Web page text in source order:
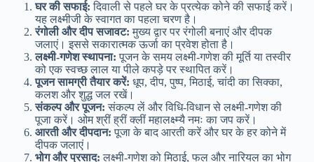
घर की सफाई: दिवाली से पहले घर के प्रत्येक कोने की सफाई करें।
यह लक्ष्मीजी के स्वागत का पहला चरण है।
रंगोली और दीप सजावट: मुख्य द्वार पर रंगोली बनाएं और दीपक
जलाएं। इससे सकारात्मक ऊर्जा का प्रवेश होता है।
लक्ष्मी-गणेश स्थापना: पूजन के समय लक्ष्मी-गणेश की मूर्ति या तस्वीर
को एक स्वच्छ लाल या पीले कपड़े पर स्थापित करें।
पूजन सामग्री तैयार करें: धूप, दीप, पुष्प, मिठाई, चांदी का सिक्का,
कलश और शुद्ध जल रखें।
संकल्प और पूजन: संकल्प लें और विधि-विधान से लक्ष्मी-गणेश की
पूजा करें। ओम श्रीं ह्रीं क्लीं महालक्ष्म्यै नमः का जप करें।
आरती और दीपदान: पूजा के बाद आरती करें और घर के हर कोने में
दीपक जलाएं।
भोग और प्रसाद: लक्ष्मी-गणेश को मिठाई, फल और नारियल का भोग